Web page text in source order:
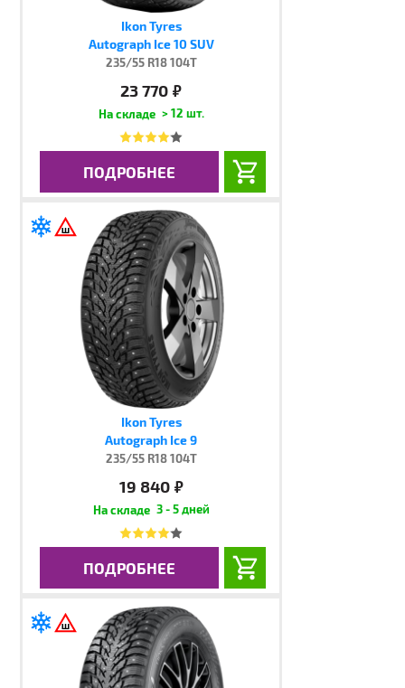
Ikon Tyres
Autograph Ice 10 SUV
235/55 R18 104T
23 770 руб.
> 12 шт.
ПОДРОБНЕЕ
Ikon Tyres
Autograph Ice 9
235/55 R18 104T
19 840 руб.
3 - 5 дней
ПОДРОБНЕЕ